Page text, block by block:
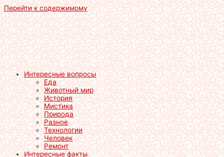
Перейти к содержимому
Интересные вопросы
Еда
Животный мир
История
Мистика
Природа
Разное
Технологии
Человек
Ремонт
Интересные факты